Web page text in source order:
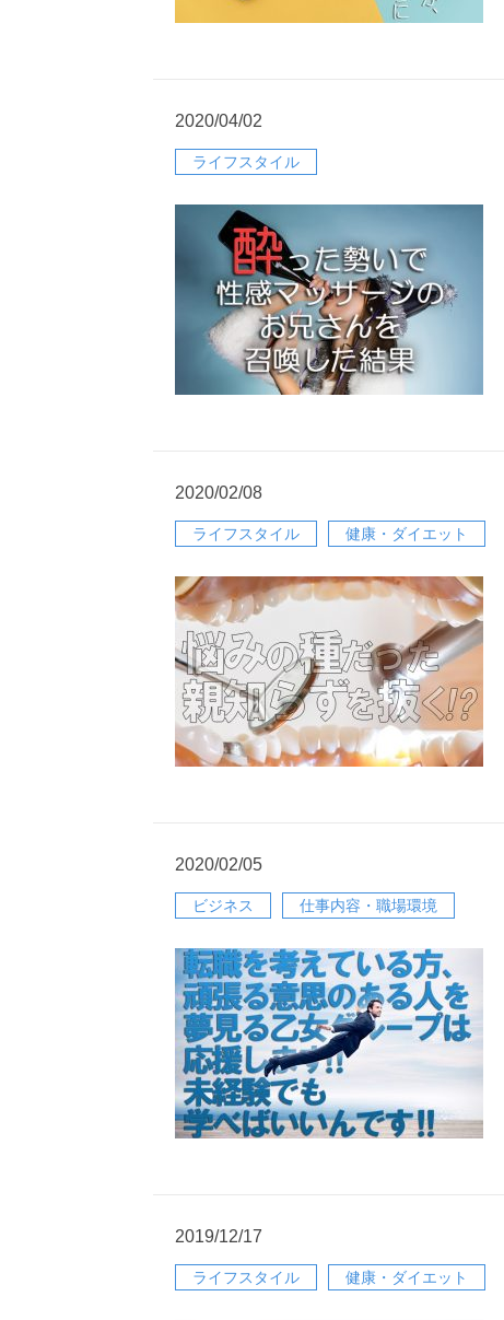
2020/04/02
ライフスタイル
2020/02/08
ライフスタイル 健康・ダイエット
2020/02/05
ビジネス 仕事内容・職場環境
2019/12/17
ライフスタイル 健康・ダイエット